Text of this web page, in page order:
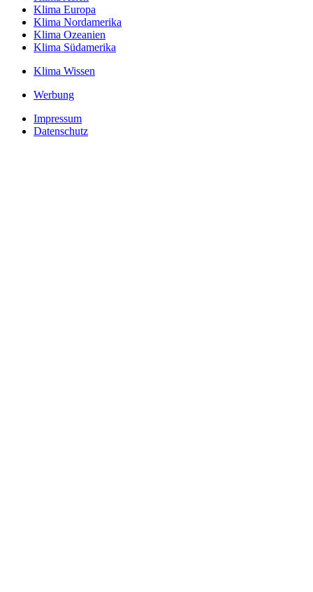
Klima Europa
Klima Nordamerika
Klima Ozeanien
Klima Südamerika
Klima Wissen
Werbung
Impressum
Datenschutz